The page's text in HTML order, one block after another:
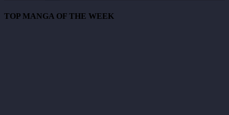
TOP MANGA OF THE WEEK